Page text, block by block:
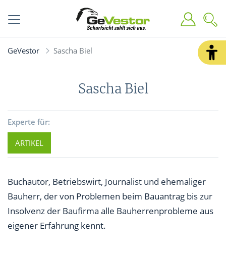
GeVestor Sascha Biel
Sascha Biel
Experte für:
ARTIKEL
Buchautor, Betriebswirt, Journalist und ehemaliger
Bauherr, der von Problemen beim Bauantrag bis zur
Insolvenz der Baufirma alle Bauherrenprobleme aus
eigener Erfahrung kennt.